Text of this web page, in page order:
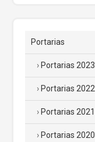
Portarias
Portarias 2023
Portarias 2022
Portarias 2021
Portarias 2020